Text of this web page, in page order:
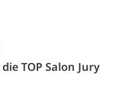
TOP Salon Jury